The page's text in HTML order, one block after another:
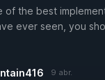
of the best
ever seen, you
9 abr.